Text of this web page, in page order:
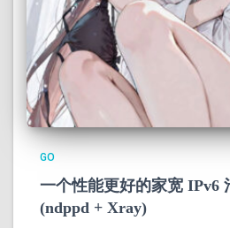
GO
一个性能更好的家宽 IPv6
(ndppd + Xray)